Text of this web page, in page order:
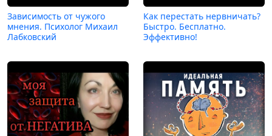
Зависимость от чужого
мнения. Психолог Михаил
Лабковский
Как перестать нервничать?
Быстро. Бесплатно.
Эффективно!